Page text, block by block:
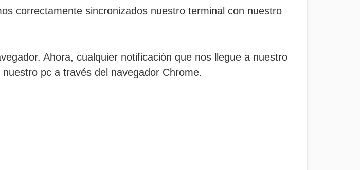
correctamente sincronizados nuestro terminal con nuestro
Ahora, cualquier notificación que nos llegue a nuestro
pc a través del navegador Chrome.